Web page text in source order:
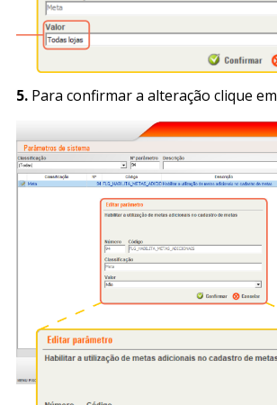
5. Para confirmar a alteração clique em